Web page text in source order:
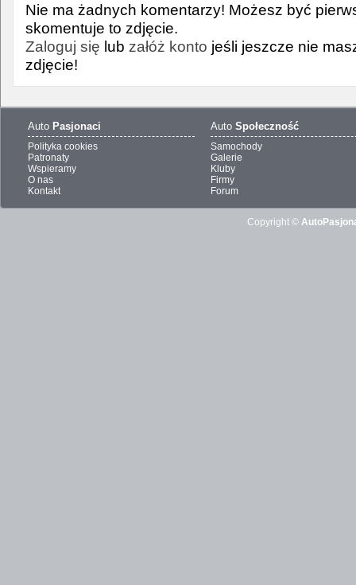
Nie ma żadnych komentarzy! Możesz być
skomentuje to zdjęcie.
Zaloguj się lub załóż konto jeśli jeszcze nie
zdjęcie!
Auto Pasjonaci
Polityka cookies
Patronaty
Wspieramy
O nas
Kontakt
Auto Społeczność
Samochody
Galerie
Kluby
Firmy
Forum
Copyright ©